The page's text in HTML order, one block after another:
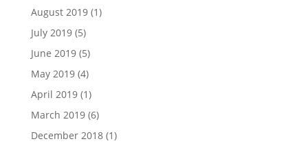
August 2019(1)
July 2019(5)
June 2019(5)
May 2019(4)
April 2019(1)
March 2019(6)
December 2018(1)